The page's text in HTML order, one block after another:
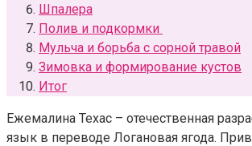
Шпалера
Полив и подкормки
Мульча и борьба с сорной травой
Зимовка и формирование кустов
Итог
Ежемалина Техас – отечественная
язык в переводе Логановая ягода.